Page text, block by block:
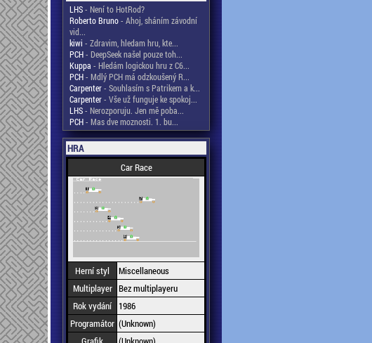
LHS- Není to HotRod?
Roberto Bruno- Ahoj, sháním závodní
vid...
kiwi - Zdravim, hledam hru, kte...
PCH- DeepSeek našel pouze toh...
Kuppa - Hledám logickou hru z C6...
PCH- Mdlý PCH má odzkoušený R...
Carpenter- Souhlasím s Patrikem a k...
Carpenter- Vše už funguje ke spokoj...
LHS- Nerozporuju. Jen mě poba...
PCH- Mas dve moznosti. 1. bu...
HRA
Car Race
Herní styl
Miscellaneous
Multiplayer Bez multiplayeru
Rok vydání
1986
Programátor (Unknown)